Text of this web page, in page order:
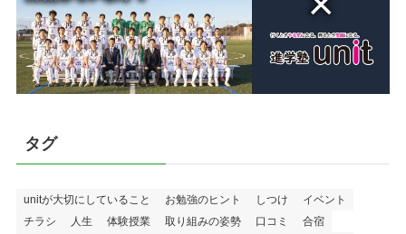
タグ
unitが大切にしていること お勉強のヒント しつけ
イベント
チラシ
人生 体験授業 取り組みの姿勢 口コミ
合宿